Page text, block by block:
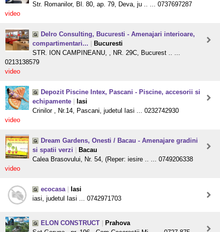
Str. Romanilor, Bl. 80, ap. 79, Deva, ju .. ... 0737697287
video
Delro Consulting, Bucuresti - Amenajari interioare,
compartimentari...
Bucuresti
STR. ION CAMPINEANU, , NR. 29C, Bucurest .. ...
0213138579
video
Depozit Piscine Intex, Pascani - Piscine, accesorii si
echipamente
Iasi
Crinilor , Nr.14, Pascani, judetul Iasi ... 0232742930
video
Dream Gardens, Onesti / Bacau - Amenajare gradini
si spatii verzi
Bacau
Calea Brasovului, Nr. 54, (Reper: iesire .. ... 0749206338
video
ecocasa
Iasi
iasi, judetul Iasi ... 0742971703
ELON CONSTRUCT
Prahova